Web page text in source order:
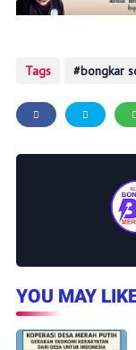
Tags bongkar
YOU MAY